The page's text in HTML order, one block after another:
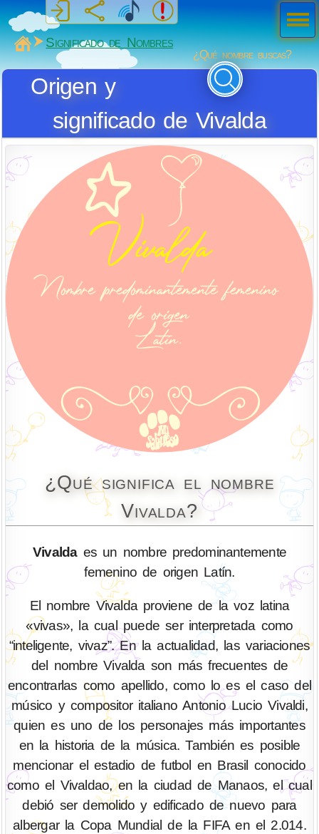
MiSabueso
Significado de Nombres
¿Qué nombre buscas?
Origen y
significado de Vivalda
¿Qué significa el nombre
Vivalda?
Vivaldaes un nombre predominantemente
femenino de origen Latín.
El nombre Vivalda proviene de la voz latina
«vivas», la cual puede ser interpretada como
“inteligente, vivaz”. En la actualidad, las variaciones
del nombre Vivalda son más frecuentes de
encontrarlas como apellido, como lo es el caso del
músico y compositor italiano Antonio Lucio Vivaldi,
quien es uno de los personajes más importantes
en la historia de la música. También es posible
mencionar el estadio de futbol en Brasil conocido
como el Vivaldao, en la ciudad de Manaos, el cual
debió ser demolido y edificado de nuevo para
albergar la Copa Mundial de la FIFA en el 2.014.
Men
ú